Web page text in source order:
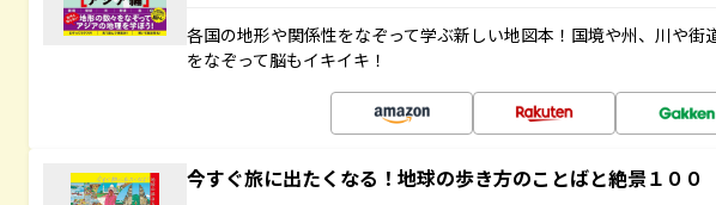
各国の地形や関係性をなぞって学ぶ新しい地図本！国境や州、川や街
をなぞって脳もイキイキ！
今すぐ旅に出たくなる！地球の歩き方のことばと絶景１００